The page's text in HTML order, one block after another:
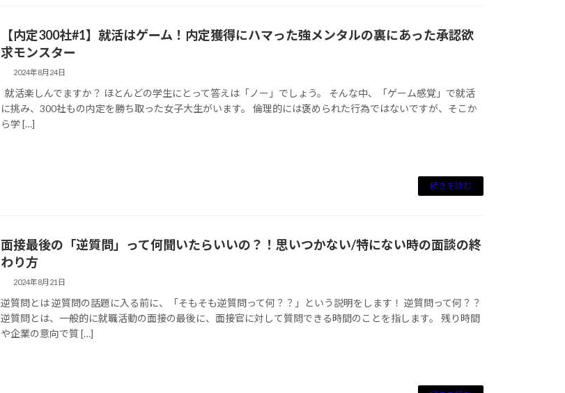
【内定300社#1】就活はゲーム！内定獲得にハマった強メンタルの裏にあった承認欲
求モンスター
2024年8月24日
就活楽しんでますか？ ほとんどの学生にとって答えは「ノー」でしょう。 そんな中、「ゲーム感覚」で就活
に挑み、300社もの内定を勝ち取った女子大生がいます。 倫理的には褒められた行為ではないですが、そこか
ら学 […]
続きを読む
面接最後の「逆質問」って何聞いたらいいの？！思いつかない/特にない時の面談の終
わり方
2024年8月21日
逆質問とは 逆質問の話題に入る前に、「そもそも逆質問って何？？」という説明をします！ 逆質問って何？？
逆質問とは、一般的に就職活動の面接の最後に、面接官に対して質問できる時間のことを指します。 残り時間
や企業の意向で質 […]